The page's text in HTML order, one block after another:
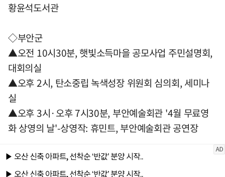
황윤석도서관
◇부안군
▲오전 10시30분, 햇빛소득마을 공모사업 주민설명회,
대회의실
▲오후 2시, 탄소중립 녹색성장 위원회 심의회, 세미나
실
▲오후 3시·오후 7시30분, 부안예술회관 '4월 무료영
화 상영의 날'-상영작: 휴민트, 부안예술회관 공연장